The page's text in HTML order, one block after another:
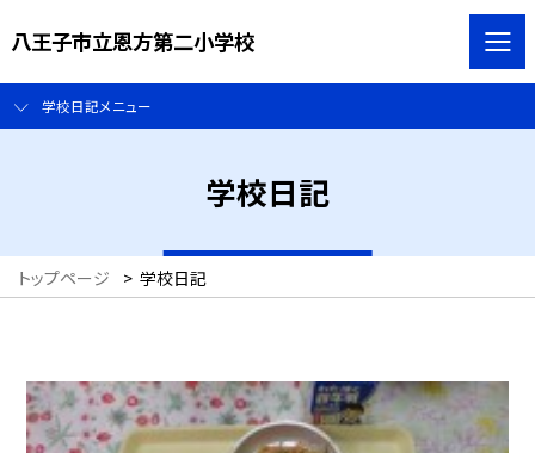
八王子市立恩方第二小学校
学校日記メニュー
学校日記
トップページ > 学校日記